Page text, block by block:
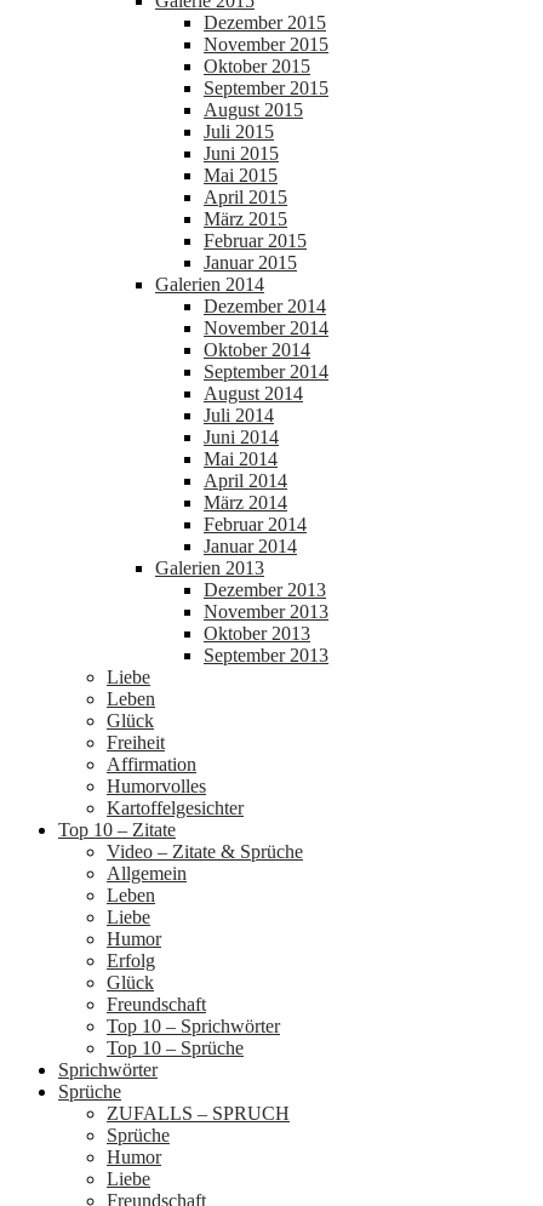
Dezember 2015
November 2015
Oktober 2015
September 2015
August 2015
Juli 2015
Juni 2015
Mai 2015
April 2015
März 2015
Februar 2015
Januar 2015
Galerien 2014
Dezember 2014
November 2014
Oktober 2014
September 2014
August 2014
Juli 2014
Juni 2014
Mai 2014
April 2014
März 2014
Februar 2014
Januar 2014
Galerien 2013
Dezember 2013
November 2013
Oktober 2013
September 2013
Liebe
Leben
Glück
Freiheit
Affirmation
Humorvolles
Kartoffelgesichter
Top 10 – Zitate
Video – Zitate & Sprüche
Allgemein
Leben
Liebe
Humor
Erfolg
Glück
Freundschaft
Top 10 – Sprichwörter
Top 10 – Sprüche
Sprichwörter
Sprüche
ZUFALLS – SPRUCH
Sprüche
Humor
Liebe
Freundschaft